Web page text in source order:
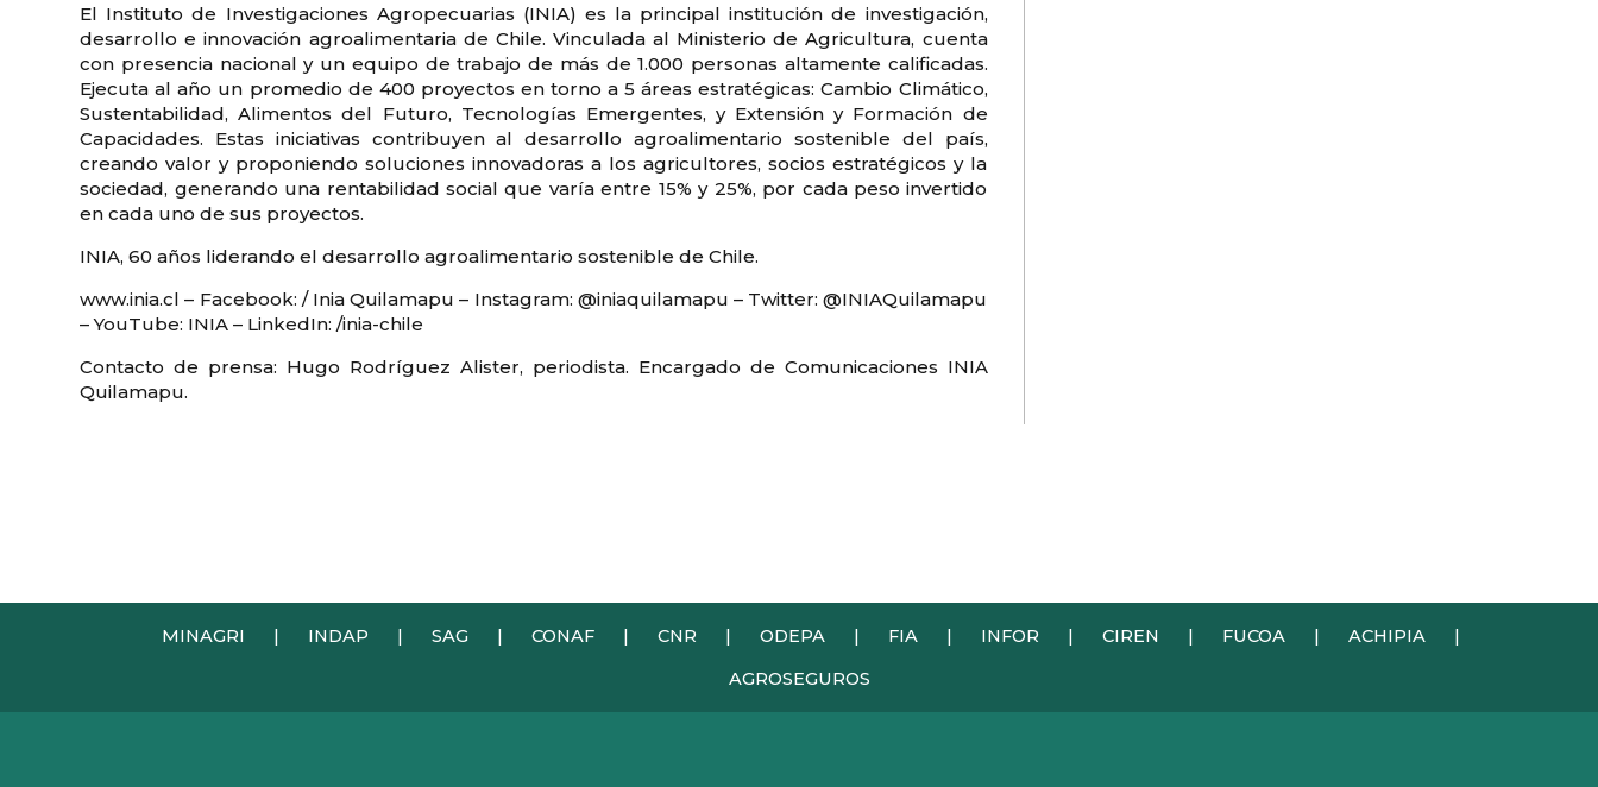
El Instituto de Investigaciones Agropecuarias (INIA) es la principal institución de investigación,
desarrollo e innovación agroalimentaria de Chile. Vinculada al Ministerio de Agricultura, cuenta
con presencia nacional y un equipo de trabajo de más de 1.000 personas altamente calificadas.
Ejecuta al año un promedio de 400 proyectos en torno a 5 áreas estratégicas: Cambio Climático,
Sustentabilidad, Alimentos del Futuro, Tecnologías Emergentes, y Extensión y Formación de
Capacidades. Estas iniciativas contribuyen al desarrollo agroalimentario sostenible del país,
creando valor y proponiendo soluciones innovadoras a los agricultores, socios estratégicos y la
sociedad, generando una rentabilidad social que varía entre 15% y 25%, por cada peso invertido
en cada uno de sus proyectos.
INIA, 60 años liderando el desarrollo agroalimentario sostenible de Chile.
www.inia.cl – Facebook: / Inia Quilamapu – Instagram: @iniaquilamapu – Twitter: @INIAQuilamapu
– YouTube: INIA – LinkedIn: /inia-chile
Contacto de prensa: Hugo Rodríguez Alister, periodista. Encargado de Comunicaciones INIA
Quilamapu.
MINAGRI INDAP SAG CONAF CNR ODEPA FIA INFOR CIREN FUCOA ACHIPIA
AGROSEGUROS